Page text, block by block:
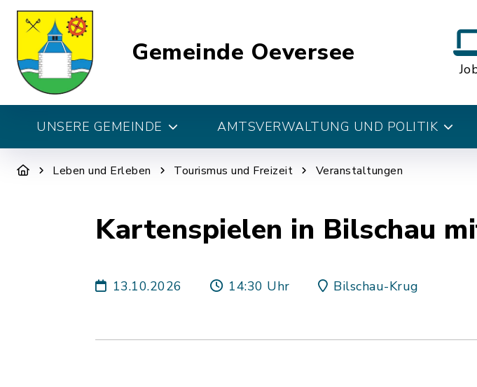
Gemeinde Oeversee
UNSERE GEMEINDE AMTSVERWALTUNG UND POLITIK
Leben und Erleben Tourismus und Freizeit Veranstaltungen
Kartenspielen in Bilschau
13.10.2026 14:30 Uhr Bilschau-Krug